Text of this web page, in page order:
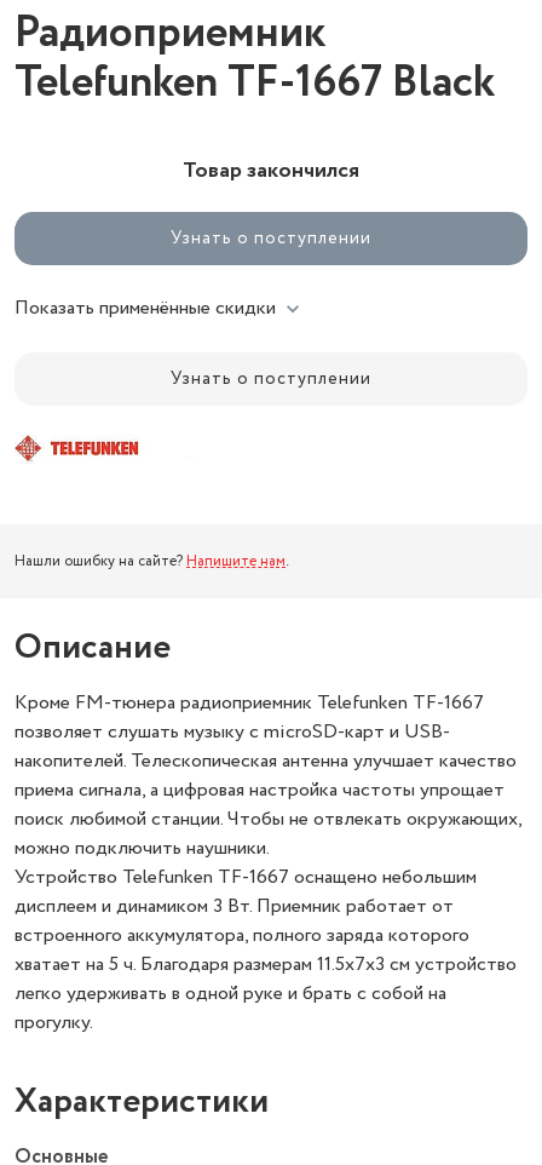
Радиоприемник
Telefunken TF-1667 Black
Товар закончился
Узнать о поступлении
Показать применённые скидки
Узнать о поступлении
Нашли ошибку на сайте? Напишите нам.
Описание
Кроме FM-тюнера радиоприемник Telefunken TF-1667
позволяет слушать музыку с microSD-карт и USB-
накопителей. Телескопическая антенна улучшает качество
приема сигнала, а цифровая настройка частоты упрощает
поиск любимой станции. Чтобы не отвлекать окружающих,
можно подключить наушники.
Устройство Telefunken TF-1667 оснащено небольшим
дисплеем и динамиком 3 Вт. Приемник работает от
встроенного аккумулятора, полного заряда которого
хватает на 5 ч. Благодаря размерам 11.5x7x3 см устройство
легко удерживать в одной руке и брать с собой на
прогулку.
Характеристики
Основные